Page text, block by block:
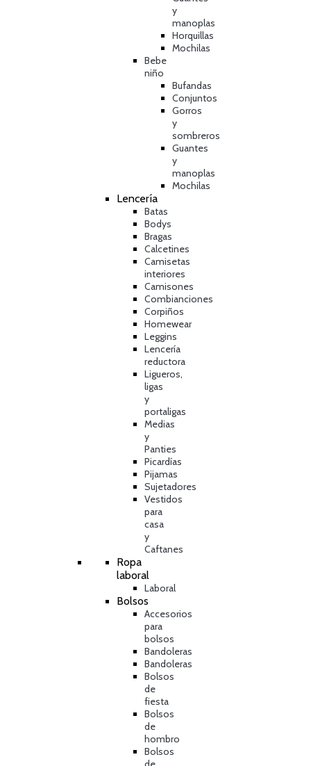
y
manoplas
Horquillas
Mochilas
Bebe
niño
Bufandas
Conjuntos
Gorros
y
sombreros
Guantes
y
manoplas
Mochilas
Lencería
Batas
Bodys
Bragas
Calcetines
Camisetas
interiores
Camisones
Combianciones
Corpiños
Homewear
Leggins
Lencería
reductora
Ligueros,
ligas
y
portaligas
Medias
y
Panties
Picardías
Pijamas
Sujetadores
Vestidos
para
casa
y
Caftanes
Ropa
laboral
Laboral
Bolsos
Accesorios
para
bolsos
Bandoleras
Bandoleras
Bolsos
de
fiesta
Bolsos
de
hombro
Bolsos